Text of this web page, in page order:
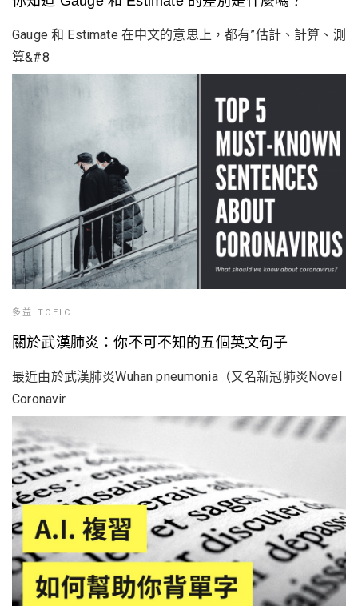
Gauge 和 Estimate 在中文的意思上，都有”估計、計算、測
算&#8
多益 TOEIC
關於武漢肺炎：你不可不知的五個英文句子
最近由於武漢肺炎Wuhan pneumonia（又名新冠肺炎Novel
Coronavir